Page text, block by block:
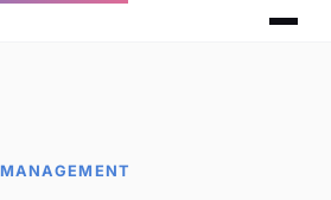
MANAGEMENT